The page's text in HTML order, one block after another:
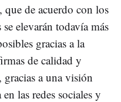
que de acuerdo con los
elevarán todavía más
gracias a la
de calidad y
a una visión
las redes sociales y